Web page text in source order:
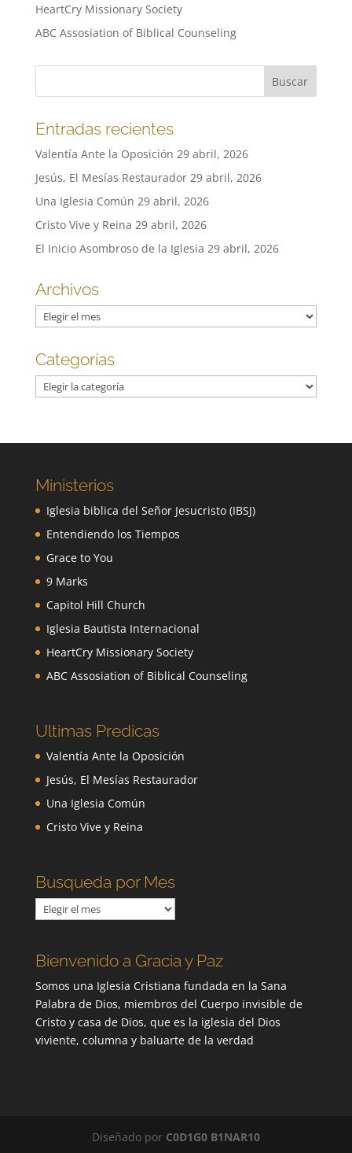
HeartCry Missionary Society
ABC Assosiation of Biblical Counseling
Entradas recientes
Valentía Ante la Oposición 29 abril, 2026
Jesús, El Mesías Restaurador 29 abril, 2026
Una Iglesia Común 29 abril, 2026
Cristo Vive y Reina 29 abril, 2026
El Inicio Asombroso de la Iglesia 29 abril, 2026
Archivos
Archivos
Categorías
Categorías
Ministerios
Iglesia biblica del Señor Jesucristo (IBSJ)
Entendiendo los Tiempos
Grace to You
9 Marks
Capitol Hill Church
Iglesia Bautista Internacional
HeartCry Missionary Society
ABC Assosiation of Biblical Counseling
Ultimas Predicas
Valentía Ante la Oposición
Jesús, El Mesías Restaurador
Una Iglesia Común
Cristo Vive y Reina
Busqueda por Mes
Busqueda
por
Bienvenido a Gracia y Paz
Somos una Iglesia Cristiana fundada en la Sana
Palabra de Dios, miembros del Cuerpo invisible de
Cristo y casa de Dios, que es la iglesia del Dios
viviente, columna y baluarte de la verdad
Diseñado por C0D1G0 B1NAR10